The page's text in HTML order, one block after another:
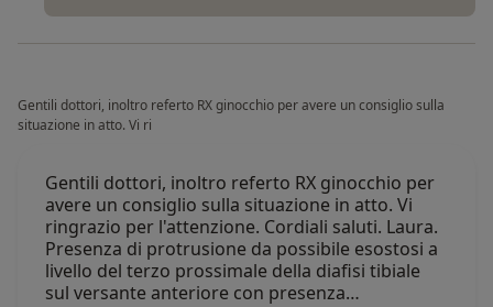
Gentili dottori, inoltro referto RX ginocchio per avere un consiglio sulla
situazione in atto. Vi ri
Gentili dottori, inoltro referto RX ginocchio per
avere un consiglio sulla situazione in atto. Vi
ringrazio per l'attenzione. Cordiali saluti. Laura.
Presenza di protrusione da possibile esostosi a
livello del terzo prossimale della diafisi tibiale
sul versante anteriore con presenza…